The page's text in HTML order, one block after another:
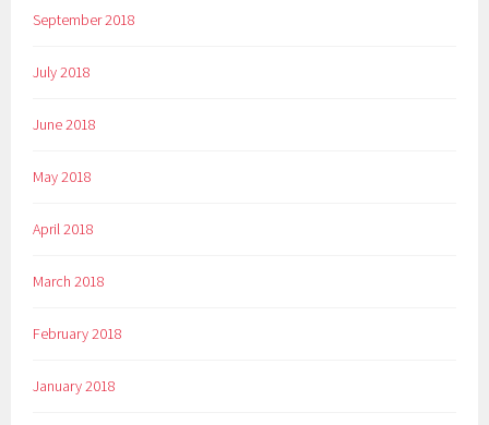
September 2018
July 2018
June 2018
May 2018
April 2018
March 2018
February 2018
January 2018